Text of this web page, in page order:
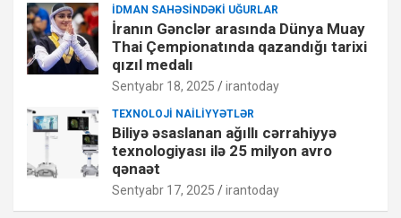
İDMAN SAHƏSINDƏKI UĞURLAR
İranın Gənclər arasında Dünya Muay
Thai Çempionatında qazandığı tarixi
qızıl medalı
Sentyabr 18, 2025 irantoday
TEXNOLOJI NAILIYYƏTLƏR
Biliyə əsaslanan ağıllı cərrahiyyə
texnologiyası ilə 25 milyon avro
qənaət
Sentyabr 17, 2025 irantoday